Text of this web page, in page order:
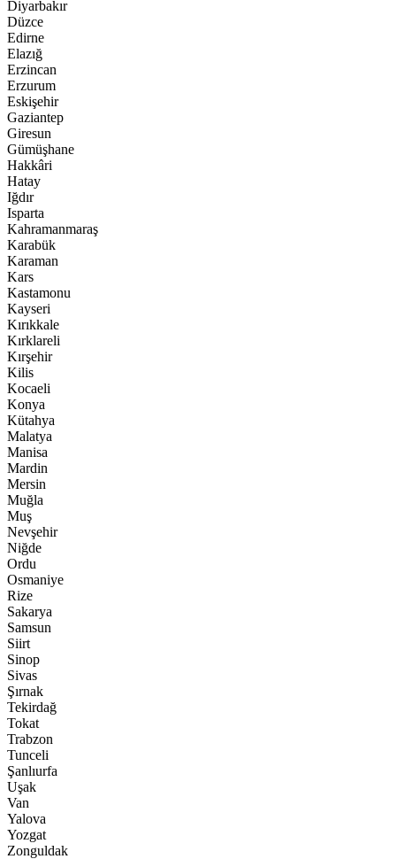
Diyarbakır
Düzce
Edirne
Elazığ
Erzincan
Erzurum
Eskişehir
Gaziantep
Giresun
Gümüşhane
Hakkâri
Hatay
Iğdır
Isparta
Kahramanmaraş
Karabük
Karaman
Kars
Kastamonu
Kayseri
Kırıkkale
Kırklareli
Kırşehir
Kilis
Kocaeli
Konya
Kütahya
Malatya
Manisa
Mardin
Mersin
Muğla
Muş
Nevşehir
Niğde
Ordu
Osmaniye
Rize
Sakarya
Samsun
Siirt
Sinop
Sivas
Şırnak
Tekirdağ
Tokat
Trabzon
Tunceli
Şanlıurfa
Uşak
Van
Yalova
Yozgat
Zonguldak